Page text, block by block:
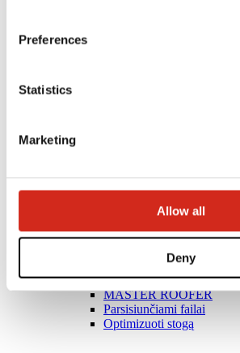
Preferences
Statistics
Marketing
Allow all
Deny
Praktiniai mokymai
Mobilioji meistrų akademija
Tvirtinimo instrukcijos
Techninė pagalba
MASTER ROOFER
Parsisiunčiami failai
Optimizuoti stogą